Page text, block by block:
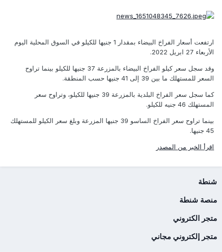
ارتفعت أسعار الفراخ البيضاء بمقدار 1 جنيها للكيلو في السوق المحلية اليوم
الأربعاء 27 ابريل 2022.
وقد سجل سعر كيلو الفراخ البيضاء بالمزرعة 37 جنيها للكيلو بينما تراوح
السعر للمستهلك ما بين 39 إلى 41 جنيها حسب المنطقة.
كما سجل سعر الفراخ البلدية بالمزرعة 39 جنيها للكيلو، وتراوح سعر
المستهلك 46 جنيه للكيلو.
بينما تراوح سعر الفراخ الساسو 39 جنيها المزرعة وبلغ سعر الكيلو للمستهلك
45 جنيها.
اقرأ الخبر من المصدر
شنطة
منصة شنطة
متجر الكتروني
متجر إلكتروني مجاني